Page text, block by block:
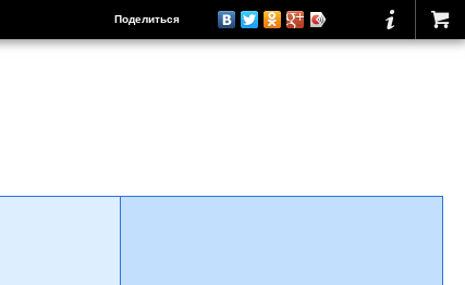
Поделиться